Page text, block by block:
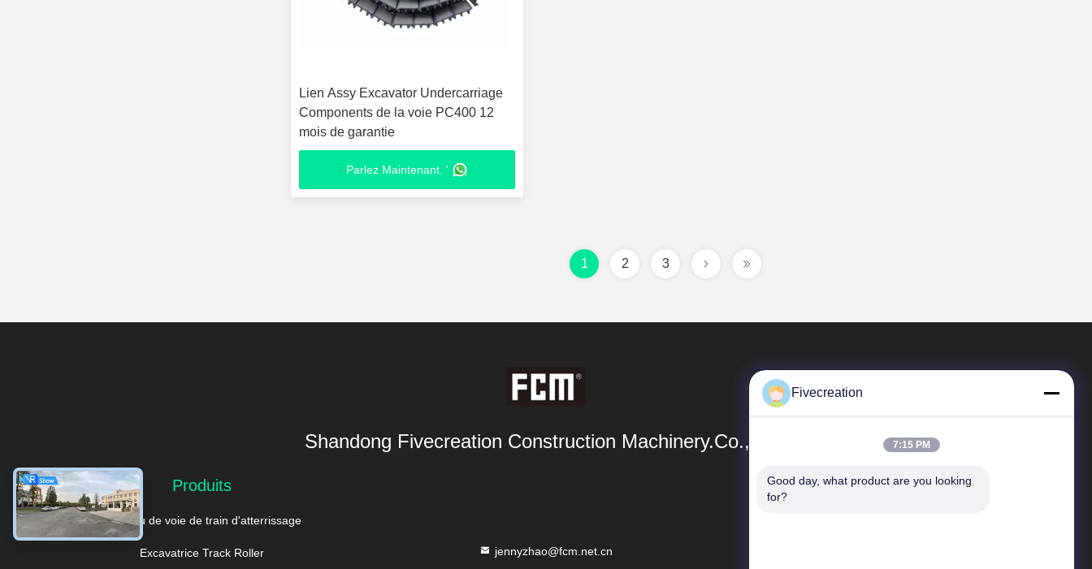
Lien Assy Excavator Undercarriage
Components de la voie PC400 12
mois de garantie
Parlez Maintenant. '
1 2 3
Shandong Fivecreation Construction Machinery.Co., Ltd.
Produits
Rouleau de voie de train d'atterrissage
Excavatrice Track Roller jennyzhao@fcm.net.cn
Liens Rapides
Fivecreation
7:15 PM
Good day, what product are you looking
for?